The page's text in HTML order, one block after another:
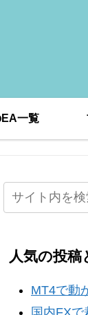
一覧
人気の投稿
MT4で動
国内FXで